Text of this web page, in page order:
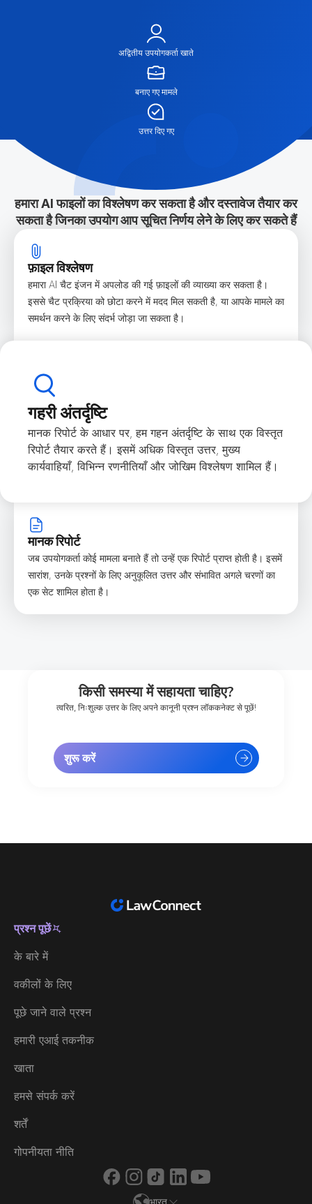
अद्वितीय उपयोगकर्ता खाते
बनाए गए मामले
उत्तर दिए गए
हमारा AI फाइलों का विश्लेषण कर सकता है और दस्तावेज तैयार कर
सकता है जिनका उपयोग आप सूचित निर्णय लेने के लिए कर सकते हैं
फ़ाइल विश्लेषण
हमारा AI चैट इंजन में अपलोड की गई फ़ाइलों की व्याख्या कर सकता है।
इससे चैट प्रक्रिया को छोटा करने में मदद मिल सकती है, या आपके मामले का
समर्थन करने के लिए संदर्भ जोड़ा जा सकता है।
गहरी अंतर्दृष्टि
मानक रिपोर्ट के आधार पर, हम गहन अंतर्दृष्टि के साथ एक विस्तृत
रिपोर्ट तैयार करते हैं। इसमें अधिक विस्तृत उत्तर, मुख्य
कार्यवाहियाँ, विभिन्न रणनीतियाँ और जोखिम विश्लेषण शामिल हैं।
मानक रिपोर्ट
जब उपयोगकर्ता कोई मामला बनाते हैं तो उन्हें एक रिपोर्ट प्राप्त होती है। इसमें
सारांश, उनके प्रश्नों के लिए अनुकूलित उत्तर और संभावित अगले चरणों का
एक सेट शामिल होता है।
किसी समस्या में सहायता चाहिए?
त्वरित, निःशुल्क उत्तर के लिए अपने कानूनी प्रश्न लॉककनेक्ट से पूछें!
शुरू करें
प्रश्न पूछें
के बारे में
वकीलों के लिए
पूछे जाने वाले प्रश्न
हमारी एआई तकनीक
खाता
हमसे संपर्क करें
शर्तें
गोपनीयता नीति
भारत
भारत
België
Brasil
Deutschland